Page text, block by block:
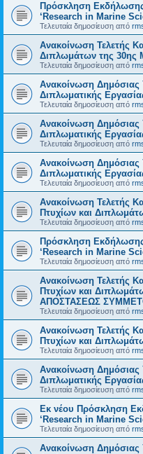
Πρόσκληση
‘Research in Marine
Τελευταία δημοσίευση από
Ανακοίνωση Τελετής
Διπλωμάτων της 30ης
Τελευταία δημοσίευση από
Ανακοίνωση Δημόσιας
Διπλωματικής
Τελευταία δημοσίευση από
Ανακοίνωση Δημόσιας
Διπλωματικής
Τελευταία δημοσίευση από
Ανακοίνωση Δημόσιας
Διπλωματικής
Τελευταία δημοσίευση από
Ανακοίνωση Τελετής
Πτυχίων και
Τελευταία δημοσίευση από
Πρόσκληση
‘Research in Marine
Τελευταία δημοσίευση από
Ανακοίνωση Τελετής
Πτυχίων και
ΑΠΟΣΤΑΣΕΩΣ
Τελευταία δημοσίευση από
Ανακοίνωση Τελετής
Πτυχίων και
Τελευταία δημοσίευση από
Ανακοίνωση Δημόσιας
Διπλωματικής
Τελευταία δημοσίευση από
Εκ νέου Πρόσκληση
‘Research in Marine
Τελευταία δημοσίευση από
Ανακοίνωση Δημόσιας